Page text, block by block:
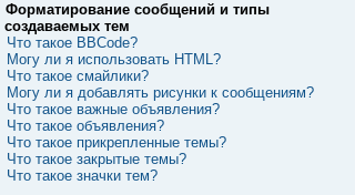
Форматирование сообщений и типы
создаваемых тем
Что такое BBCode?
Могу ли я использовать HTML?
Что такое смайлики?
Могу ли я добавлять рисунки к сообщениям?
Что такое важные объявления?
Что такое объявления?
Что такое прикрепленные темы?
Что такое закрытые темы?
Что такое значки тем?